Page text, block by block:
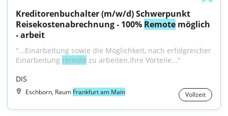
Kreditorenbuchalter (m/w/d) Schwerpunkt
Reisekostenabrechnung - 100% Remote möglich
- arbeit
"...Einarbeitung sowie die Möglichkeit, nach erfolgreicher
Einarbeitung remote zu arbeiten.Ihre Vorteile..."
DIS
Eschborn, Raum Frankfurt am Main Vollzeit